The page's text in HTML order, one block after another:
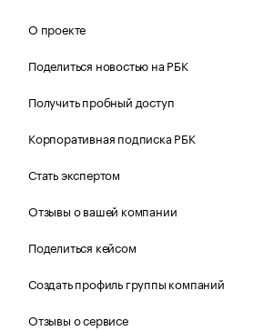
О проекте
Поделиться новостью на РБК
Получить пробный доступ
Корпоративная подписка РБК
Стать экспертом
Отзывы о вашей компании
Поделиться кейсом
Создать профиль группы компаний
Отзывы о сервисе